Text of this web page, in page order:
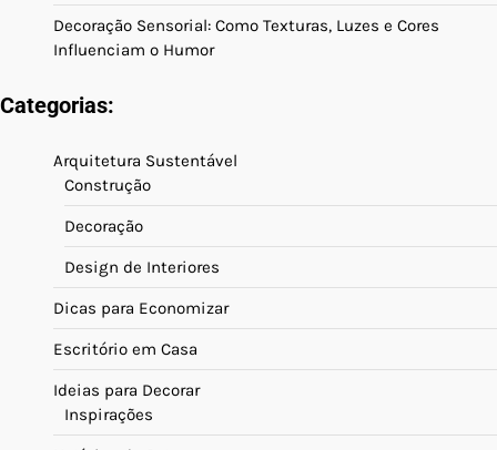
Decoração Sensorial: Como Texturas, Luzes e Cores
Influenciam o Humor
Categorias:
Arquitetura Sustentável
Construção
Decoração
Design de Interiores
Dicas para Economizar
Escritório em Casa
Ideias para Decorar
Inspirações